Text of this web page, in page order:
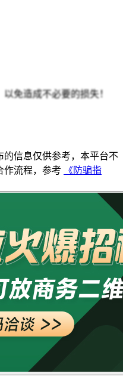
免造成不必要的损失！
的信息仅供参考，本平台不
作流程，参考
《防骗指